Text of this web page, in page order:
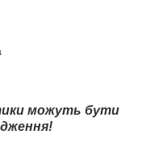
можуть бути